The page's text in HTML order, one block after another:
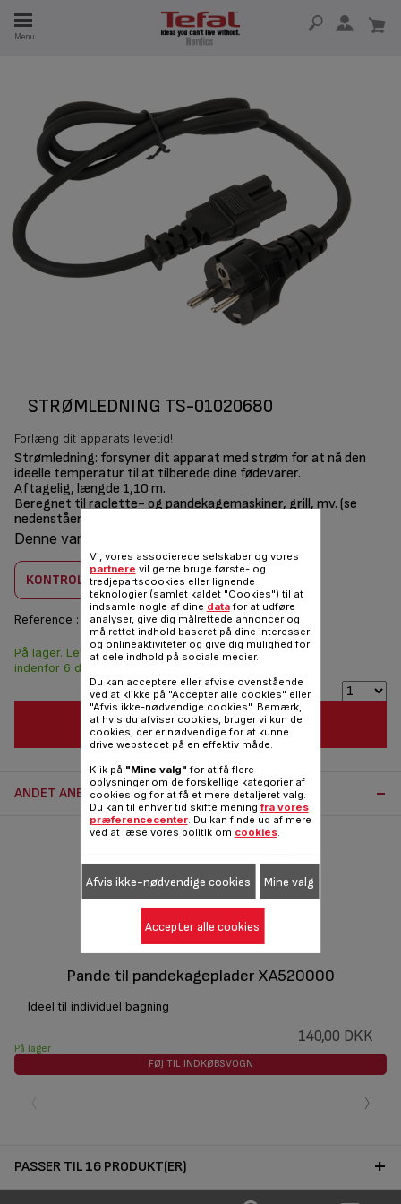
Menu
STRØMLEDNING TS-01020680
Forlæng dit apparats levetid!
Strømledning: forsyner dit apparat med strøm for at nå den
ideelle temperatur til at tilberede dine fødevarer.
Aftagelig, længde 1,10 m.
Beregnet til raclette- og pandekagemaskiner, grill, mv. (se
nedenstående liste over kompatible produkter)
Denne vare er kombatilbel med
KONTROLLER KOMBABILITET
Reference : TS-01020680
55,00 DKK
På lager. Leveringen
indenfor 6 dage.
FØJ TIL INDKØBSVOGN
ANDET ANBEFALET TILBEHØR:
Pande til pandekageplader XA520000
Ideel til individuel bagning
140,00 DKK
På lager
FØJ TIL INDKØBSVOGN
›
PASSER TIL 16 PRODUKT(ER)
Vi, vores associerede selskaber og vores
partnere vil gerne bruge første- og
tredjepartscookies eller lignende
teknologier (samlet kaldet "Cookies") til at
indsamle nogle af dine datafor at udføre
analyser, give dig målrettede annoncer og
målrettet indhold baseret på dine interesser
og onlineaktiviteter og give dig mulighed for
at dele indhold på sociale medier.
Du kan acceptere eller afvise ovenstående
ved at klikke på "Accepter alle cookies" eller
"Afvis ikke-nødvendige cookies". Bemærk,
at hvis du afviser cookies, bruger vi kun de
cookies, der er nødvendige for at kunne
drive webstedet på en effektiv måde.
Klik på "Mine valg" for at få flere
oplysninger om de forskellige kategorier af
cookies og for at få et mere detaljeret valg.
Du kan til enhver tid skifte mening fra vores
præferencecenter. Du kan finde ud af mere
ved at læse vores politik om cookies.
Afvis ikke-nødvendige cookies Mine valg
Accepter alle cookies